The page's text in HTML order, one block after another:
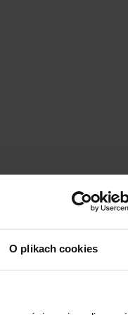
O plikach cookies
voor de